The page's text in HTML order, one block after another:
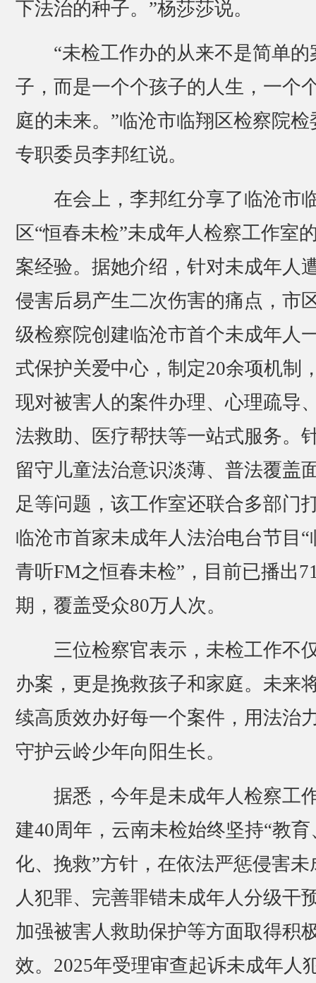
下法治的种子。”杨莎莎说。
“未检工作办的从来不是简单的
子，而是一个个孩子的人生，一个
庭的未来。”临沧市临翔区检察院检
专职委员李邦红说。
在会上，李邦红分享了临沧市
区“恒春未检”未成年人检察工作室
案经验。据她介绍，针对未成年人
侵害后易产生二次伤害的痛点，市
级检察院创建临沧市首个未成年人
式保护关爱中心，制定20余项机制
现对被害人的案件办理、心理疏导
法救助、医疗帮扶等一站式服务。
留守儿童法治意识淡薄、普法覆盖
足等问题，该工作室还联合多部门
临沧市首家未成年人法治电台节目“
青听FM之恒春未检”，目前已播出
期，覆盖受众80万人次。
三位检察官表示，未检工作不
办案，更是挽救孩子和家庭。未来
续高质效办好每一个案件，用法治
守护云岭少年向阳生长。
据悉，今年是未成年人检察工
建40周年，云南未检始终坚持“教育
化、挽救”方针，在依法严惩侵害未
人犯罪、完善罪错未成年人分级干
加强被害人救助保护等方面取得积
效。2025年受理审查起诉未成年人